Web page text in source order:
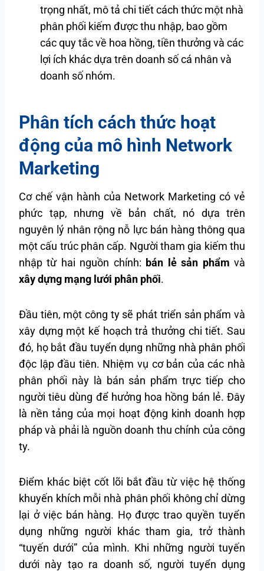
trọng nhất, mô tả chi tiết cách thức một nhà
phân phối kiếm được thu nhập, bao gồm
các quy tắc về hoa hồng, tiền thưởng và các
lợi ích khác dựa trên doanh số cá nhân và
doanh số nhóm.
Phân tích cách thức hoạt
động của mô hình Network
Marketing
Cơ chế vận hành của Network Marketing có vẻ
phức tạp, nhưng về bản chất, nó dựa trên
nguyên lý nhân rộng nỗ lực bán hàng thông qua
một cấu trúc phân cấp. Người tham gia kiếm thu
nhập từ hai nguồn chính: bán lẻ sản phẩm và
xây dựng mạng lưới phân phối.
Đầu tiên, một công ty sẽ phát triển sản phẩm và
xây dựng một kế hoạch trả thưởng chi tiết. Sau
đó, họ bắt đầu tuyển dụng những nhà phân phối
độc lập đầu tiên. Nhiệm vụ cơ bản của các nhà
phân phối này là bán sản phẩm trực tiếp cho
người tiêu dùng để hưởng hoa hồng bán lẻ. Đây
là nền tảng của mọi hoạt động kinh doanh hợp
pháp và phải là nguồn doanh thu chính của công
ty.
Điểm khác biệt cốt lõi bắt đầu từ việc hệ thống
khuyến khích mỗi nhà phân phối không chỉ dừng
lại ở việc bán hàng. Họ được trao quyền tuyển
dụng những người khác tham gia, trở thành
“tuyến dưới” của mình. Khi những người tuyến
dưới này tạo ra doanh số, người tuyển dụng